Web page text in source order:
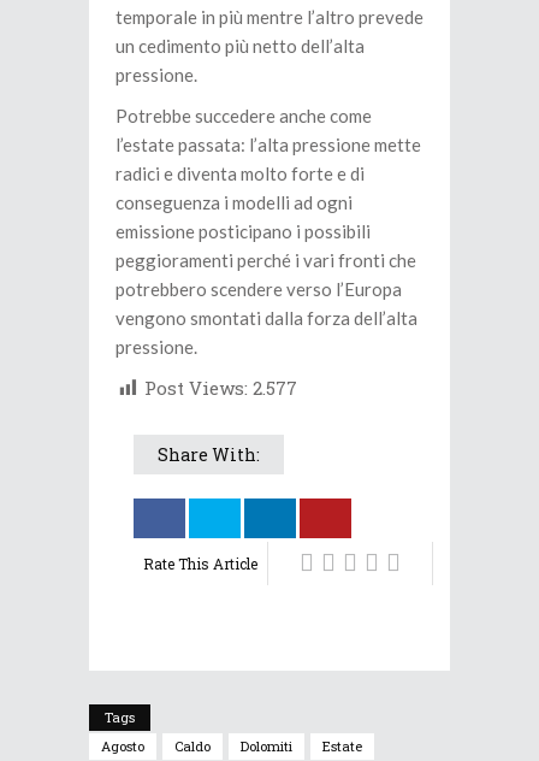
temporale in più mentre l’altro prevede
un cedimento più netto dell’alta
pressione.
Potrebbe succedere anche come
l’estate passata: l’alta pressione mette
radici e diventa molto forte e di
conseguenza i modelli ad ogni
emissione posticipano i possibili
peggioramenti perché i vari fronti che
potrebbero scendere verso l’Europa
vengono smontati dalla forza dell’alta
pressione.
Post Views: 2.577
Share With:
Rate This Article
Tags
Agosto
Caldo Dolomiti Estate